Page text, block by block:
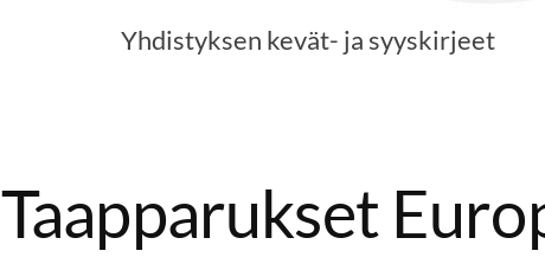
Yhdistyksen kevät- ja syyskirjeet
Taapparukset